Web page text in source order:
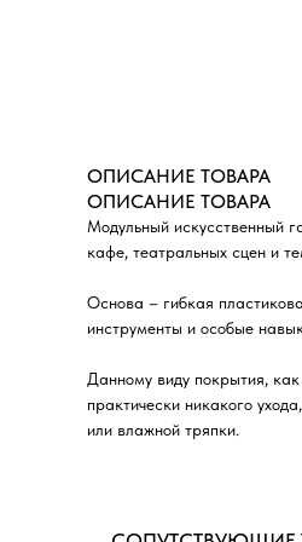
ОПИСАНИЕ ТОВАРА
ОПИСАНИЕ ТОВАРА
Модульный искусственный
кафе, театральных сцен и
Основа – гибкая
инструменты и особые
Данному виду покрытия,
практически никакого
или влажной тряпки.